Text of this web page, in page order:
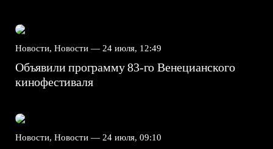
Новости, Новости — 24 июля, 12:49
Объявили программу 83-го Венецианского
кинофестиваля
Новости, Новости — 24 июля, 09:10